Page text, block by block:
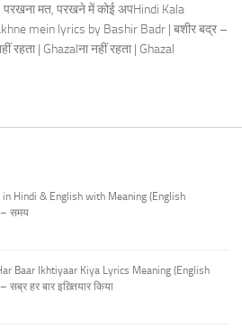
परखना मत, परखने में कोई अपHindi Kala
mein lyrics by Bashir Badr | बशीर बद्र –
रहता | Ghazalना नहीं रहता | Ghazal
in Hindi & English with Meaning (English
– समय
Baar Ikhtiyaar Kiya Lyrics Meaning (English
हर बार इख़्तियार किया